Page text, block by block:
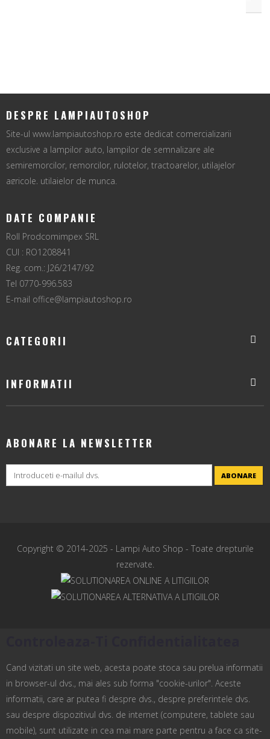
DESPRE LAMPIAUTOSHOP
Site-ul www.lampiautoshop.ro este dedicat comercializarii
exclusive a lampilor auto, lampilor de semnalizare ale
semiremorcilor, remorcilor, rulotelor, tractoarelor, utilajelor
agricole, utilajelor de munca.
DATE COMPANIE
Roll Prodcomimpex SRL
CUI : RO1208841
Reg. com.: J26/2147/92
Tel 0770-996.583
E-mail office@lampiautoshop.ro
CATEGORII
INFORMATII
ABONARE LA NEWSLETTER
ABONARE
Copyright © 2014-2025 - Lampi Auto Shop - Toate drepturile
rezervate.
Cand vizitati un site web, acesta poate stoca sau prelua informatii
in browser-ul dvs., mai ales sub forma "cookie-urilor". Aceste
informatii, care ar putea fi despre dvs., despre preferintele dvs.
sau despre dispozitivul dvs. de internet (computere, tablete sau
mobile), sunt utilizate in cea mai mare parte pentru a face ca site-